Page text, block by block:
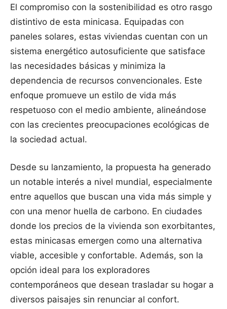
El compromiso con la sostenibilidad es otro rasgo
distintivo de esta minicasa. Equipadas con
paneles solares, estas viviendas cuentan con un
sistema energético autosuficiente que satisface
las necesidades básicas y minimiza la
dependencia de recursos convencionales. Este
enfoque promueve un estilo de vida más
respetuoso con el medio ambiente, alineándose
con las crecientes preocupaciones ecológicas de
la sociedad actual.
Desde su lanzamiento, la propuesta ha generado
un notable interés a nivel mundial, especialmente
entre aquellos que buscan una vida más simple y
con una menor huella de carbono. En ciudades
donde los precios de la vivienda son exorbitantes,
estas minicasas emergen como una alternativa
viable, accesible y confortable. Además, son la
opción ideal para los exploradores
contemporáneos que desean trasladar su hogar a
diversos paisajes sin renunciar al confort.